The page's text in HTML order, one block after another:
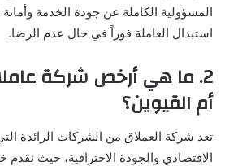
المسؤولية الكاملة عن جودة الخدمة وأمانة
استبدال العاملة فوراً في حال عدم الرضا.
2. ما هي أرخص شركة
أم القيوين؟
تعد شركة العملاق من الشركات الرائدة
الاقتصادي والجودة الاحترافية، حيث